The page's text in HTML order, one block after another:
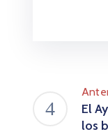
El
los